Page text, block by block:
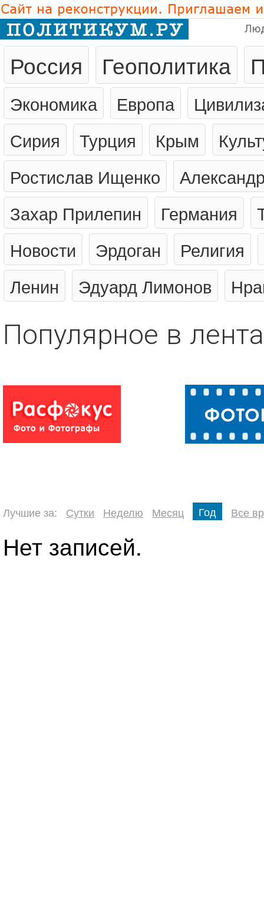
Россия Геополитика
Экономика Европа
Сирия
Турция Крым
Ростислав Ищенко
Захар Прилепин
Германия
Новости
Эрдоган
Религия
Ленин
Эдуард Лимонов
Популярное в
Лучшие за: Сутки Неделю Месяц Год Все
Нет записей.